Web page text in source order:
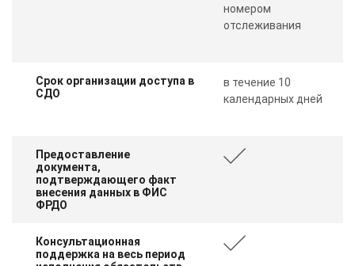
номером
отслеживания
Срок организации доступа в
СДО
в течение 10
календарных дней
Предоставление
документа,
подтверждающего факт
внесения данных в ФИС
ФРДО
Консультационная
поддержка на весь период